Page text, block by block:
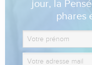
jour, la
phares